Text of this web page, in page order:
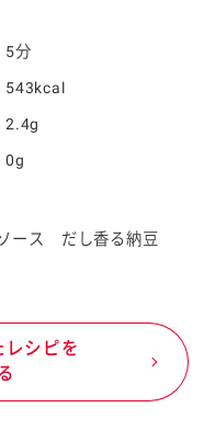
5分
543kcal
2.4g
0g
ース だし香る納豆
レシピを